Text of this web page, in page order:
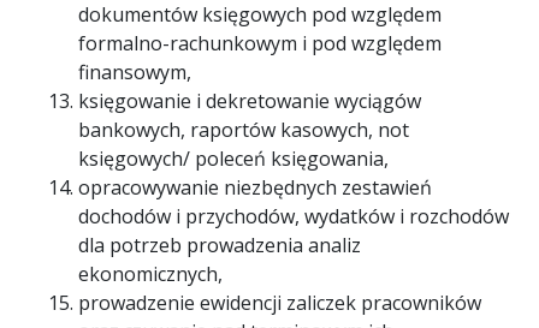
dokumentów księgowych pod względem
formalno-rachunkowym i pod względem
finansowym,
księgowanie i dekretowanie wyciągów
bankowych, raportów kasowych, not
księgowych/ poleceń księgowania,
opracowywanie niezbędnych zestawień
dochodów i przychodów, wydatków i rozchodów
dla potrzeb prowadzenia analiz
ekonomicznych,
prowadzenie ewidencji zaliczek pracowników